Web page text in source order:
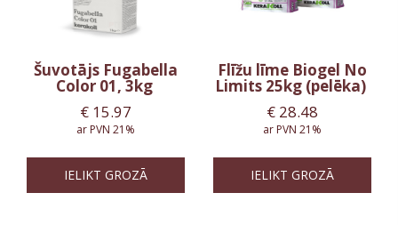
Šuvotājs Fugabella
Color 01, 3kg
€ 15.97
ar PVN 21%
IELIKT GROZĀ
Flīžu līme Biogel No
Limits 25kg (pelēka)
€28.48
ar PVN 21%
IELIKT GROZĀ